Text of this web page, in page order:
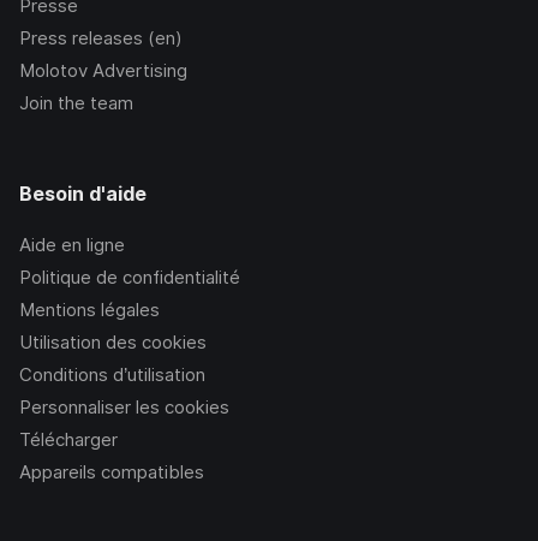
Presse
Press releases (en)
Molotov Advertising
Join the team
Besoin d'aide
Aide en ligne
Politique de confidentialité
Mentions légales
Utilisation des cookies
Conditions d’utilisation
Personnaliser les cookies
Télécharger
Appareils compatibles